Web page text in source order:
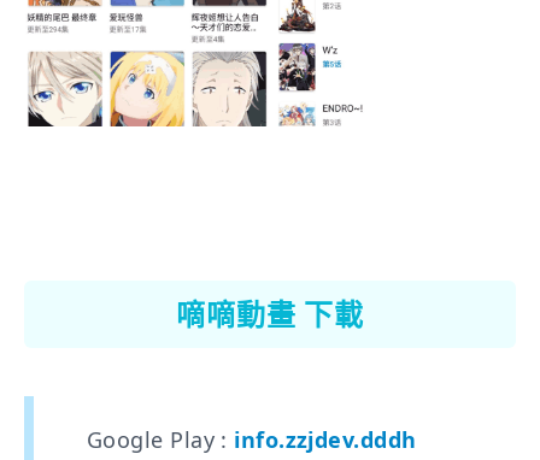
嘀嘀動畫 下載
Google Play : info.zzjdev.dddh